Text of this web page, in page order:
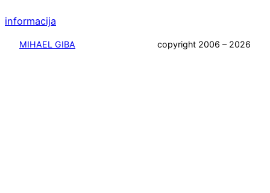
informacija
MIHAEL GIBA copyright 2006 – 2026